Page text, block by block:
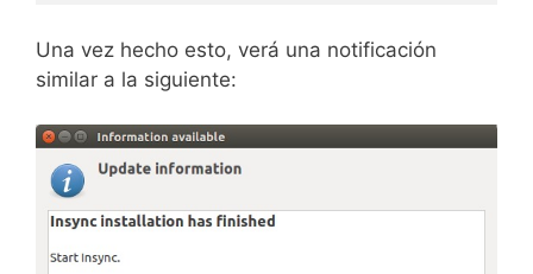
Una vez hecho esto, verá una notificación
similar a la siguiente: